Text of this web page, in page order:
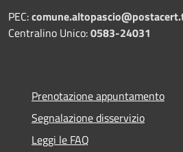
PEC:
Centralino Unico:0583-24031
Prenotazione appuntamento
Segnalazione disservizio
Leggi le FAQ